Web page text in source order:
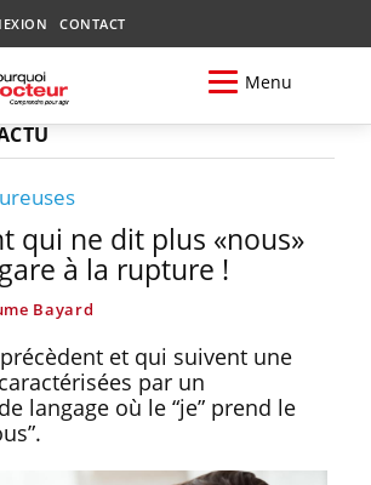
CONTACT
Menu
qui ne dit plus «nous»
à la rupture !
Bayard
et qui suivent une
par un
langage où le “je” prend le